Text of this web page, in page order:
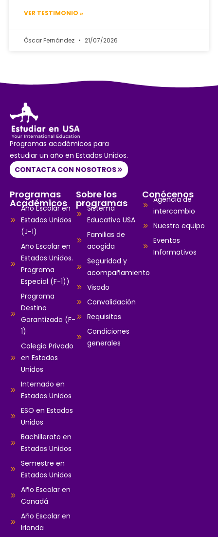
VER TESTIMONIO »
Óscar Fernández 21/07/2026
Programas académicos para
estudiar un año en Estados Unidos.
CONTACTA CON NOSOTROS
Programas
Académicos
Año Escolar en
Estados Unidos
(J-1)
Año Escolar en
Estados Unidos.
Programa
Especial (F-1))
Programa
Destino
Garantizado (F-
1)
Colegio Privado
en Estados
Unidos
Internado en
Estados Unidos
ESO en Estados
Unidos
Bachillerato en
Estados Unidos
Semestre en
Estados Unidos
Año Escolar en
Canadá
Año Escolar en
Irlanda
Sobre los
programas
Sistema
Educativo USA
Familias de
acogida
Seguridad y
acompañamiento
Visado
Convalidación
Requisitos
Condiciones
generales
Conócenos
Agencia de
intercambio
Nuestro equipo
Eventos
Informativos